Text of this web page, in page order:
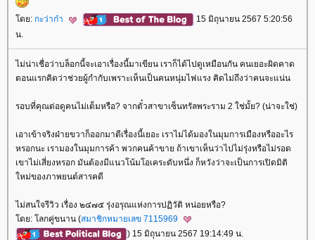
ดย: กะว่าก๋า
15 มิถุนายน 2567 5:20:56
น.
ไม่น่าเชื่อว่าบล็อกนี้จะเอาเรื่องนี้มาเขียน เราก็ได้ไปดูเหมือนกัน คนเยอะผิดคาด
ตอนแรกคิดว่าช่วยผู้กำกับเพราะเห็นเป็นคนหนุ่มไฟแรง คิดไม่ถึงว่าคนจะแน่น
รอบที่คุณต่อดูคนไม่เต็มหรือ? จากตั๋วสาขาเซ็นทรัลพระราม 2 ใช่มั้ย? (น่าจะใช่)
เอาเข้าจริงฝ่ายขวาก็ออกมาตีเรื่องนี้เยอะ เราไม่ได้มองในมุมการเมืองหรืออะไร
หรอกนะ เรามองในมุมการค้า พวกคนค้าขาย ถ้าเขาเห็นว่าไปไม่รุ่งหรือไม่รอด
เขาไม่เสี่ยงหรอก มันต้องมีแนวโน้มโอเคระดับหนึ่ง ก็หวังว่าจะเป็นการเปิดมิติ
หม่ของภาพยนต์สารคดี
ไม่สนใจรีวิว เรื่อง ๒๔๗๕ รุ่งอรุณแห่งการปฏิวัติ หน่อยหรือ?
ดย: โลกคู่ขนาน (สมาชิกหมายเลข 7115969
) 15 มิถุนายน 2567 19:14:49 น.